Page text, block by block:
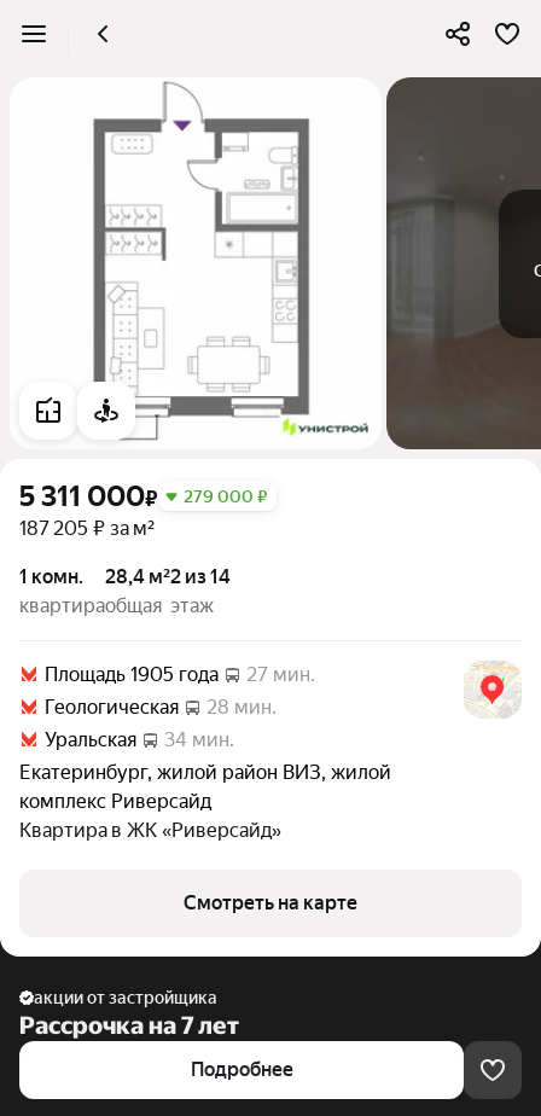
5 311 000₽ 279 000 ₽
187 205 ₽ за м²
1 комн.
квартира
28,4 м²
общая
2 из 14
этаж
Площадь 1905 года
27 мин.
Геологическая
28 мин.
Уральская
34 мин.
Екатеринбург, жилой район ВИЗ, жилой
комплекс Риверсайд
Квартира в ЖК «Риверсайд»
Смотреть на карте
акции от застройщика
Рассрочка на 7 лет
Подробнее